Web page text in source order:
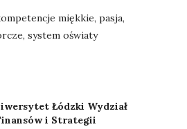
miękkie, pasja,
system oświaty
Łódzki Wydział
i Strategii